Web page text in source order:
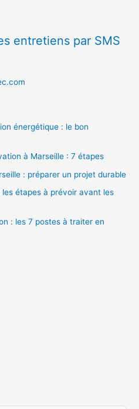
entretiens par SMS
énergétique : le bon
à Marseille : 7 étapes
: préparer un projet durable
étapes à prévoir avant les
: les 7 postes à traiter en